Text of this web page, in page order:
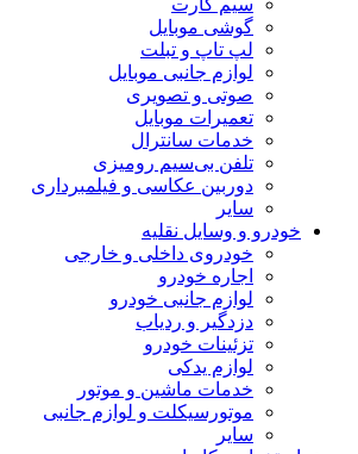
سیم کارت
گوشی موبایل
لپ تاپ و تبلت
لوازم جانبی موبایل
صوتی و تصویری
تعمیرات موبایل
خدمات سانترال
تلفن بی‌سیم رومیزی
دوربین عکاسی و فیلمبرداری
سایر
خودرو و وسایل نقلیه
خودروی داخلی و خارجی
اجاره خودرو
لوازم جانبی خودرو
دزدگیر و ردیاب
تزئینات خودرو
لوازم یدکی
خدمات ماشین و موتور
موتورسیکلت و لوازم جانبی
سایر